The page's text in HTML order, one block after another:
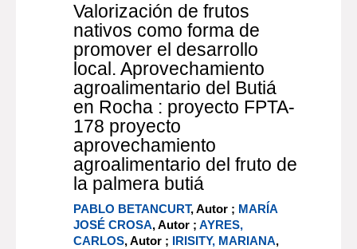
Valorización de frutos
nativos como forma de
promover el desarrollo
local. Aprovechamiento
agroalimentario del Butiá
en Rocha : proyecto FPTA-
178 proyecto
aprovechamiento
agroalimentario del fruto de
la palmera butiá
PABLO BETANCURT, Autor ; MARÍA
JOSÉ CROSA, Autor ;AYRES,
CARLOS, Autor ; IRISITY, MARIANA,